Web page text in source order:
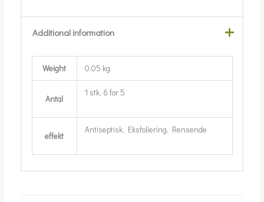
Additional information
Weight 0.05 kg
Antal
1 stk, 6 for 5
effekt
Antiseptisk, Eksfoliering, Rensende